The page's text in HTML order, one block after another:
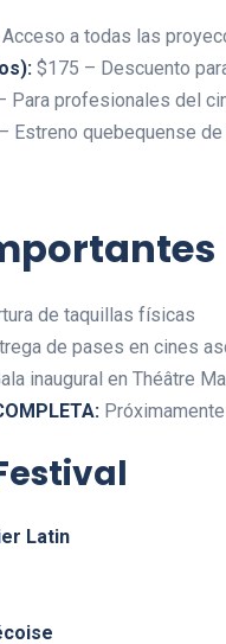
a todas las
$175 – Descuento
Para profesionales del
Estreno quebequense de
de taquillas físicas
de pases en cines
inaugural en Théâtre
Latin